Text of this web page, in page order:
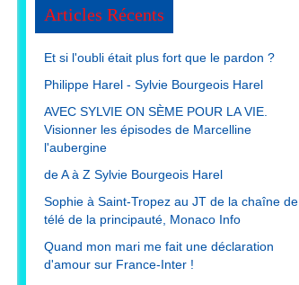
Articles Récents
Et si l'oubli était plus fort que le pardon ?
Philippe Harel - Sylvie Bourgeois Harel
AVEC SYLVIE ON SÈME POUR LA VIE.
Visionner les épisodes de Marcelline
l'aubergine
de A à Z Sylvie Bourgeois Harel
Sophie à Saint-Tropez au JT de la chaîne de
télé de la principauté, Monaco Info
Quand mon mari me fait une déclaration
d'amour sur France-Inter !